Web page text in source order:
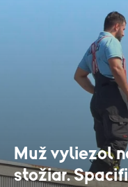
Muž vyliezol
stožiar.